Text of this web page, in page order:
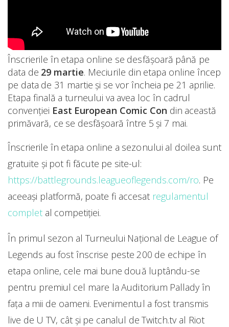
Înscrierile în etapa online se desfășoară până pe
data de 29 martie. Meciurile din etapa online încep
pe data de 31 martie și se vor încheia pe 21 aprilie.
Etapa finală a turneului va avea loc în cadrul
convenției East European Comic Con din această
primăvară, ce se desfășoară între 5 și 7 mai.
Înscrierile în etapa online a sezonului al doilea sunt
gratuite și pot fi făcute pe site-ul:
https://battlegrounds.leagueoflegends.com/ro. Pe
aceeași platformă, poate fi accesat regulamentul
complet al competiției.
În primul sezon al Turneului Național de League of
Legends au fost înscrise peste 200 de echipe în
etapa online, cele mai bune două luptându-se
pentru premiul cel mare la Auditorium Pallady în
fața a mii de oameni. Evenimentul a fost transmis
live de U TV, cât și pe canalul de Twitch.tv al Riot